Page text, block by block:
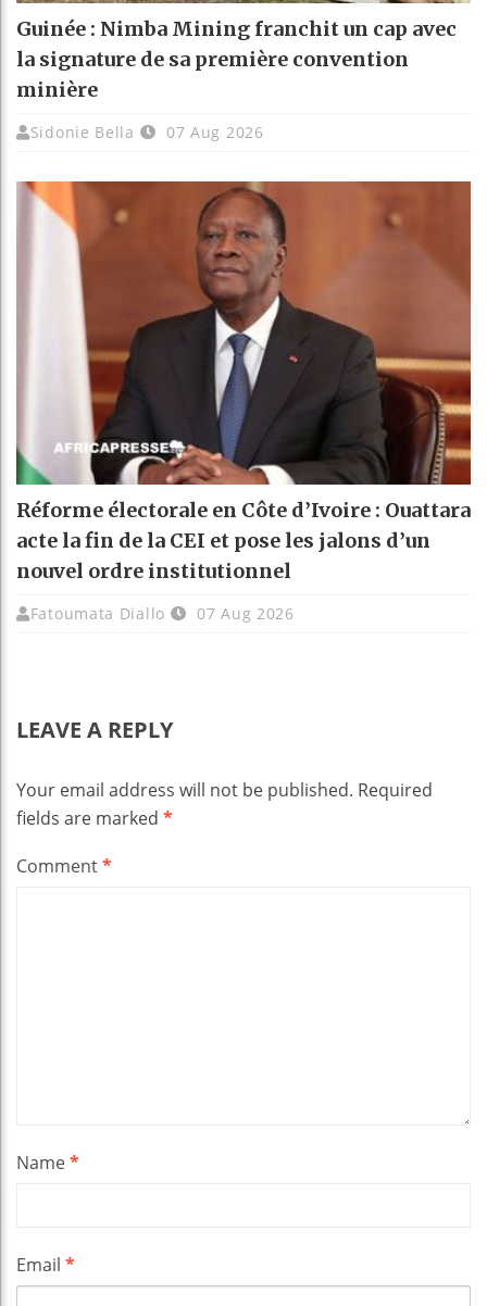
Guinée : Nimba Mining franchit un cap avec
la signature de sa première convention
minière
Sidonie Bella 07 Aug 2026
Réforme électorale en Côte d’Ivoire : Ouattara
acte la fin de la CEI et pose les jalons d’un
nouvel ordre institutionnel
Fatoumata Diallo 07 Aug 2026
LEAVE A REPLY
Your email address will not be published. Required
fields are marked *
Comment*
Name*
Email *